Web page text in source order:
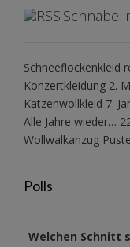
Schneeflockenkleid
Konzertkleidung 2.
Katzenwollkleid 7.
Alle Jahre wieder…
Wollwalkanzug
Polls
Welchen Schnitt